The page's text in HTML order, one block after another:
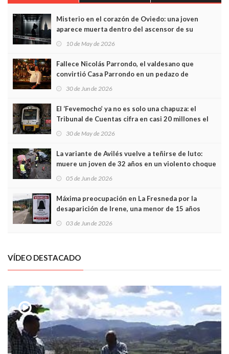
Misterio en el corazón de Oviedo: una joven
aparece muerta dentro del ascensor de su
edificio y las cámaras captan sus últimos minutos
10 de May de 2026
Fallece Nicolás Parrondo, el valdesano que
convirtió Casa Parrondo en un pedazo de
Asturias en Madrid
30 de Jun de 2026
El ‘Fevemocho’ ya no es solo una chapuza: el
Tribunal de Cuentas cifra en casi 20 millones el
sobrecoste de los trenes que no cabían por los
30 de May de 2026
La variante de Avilés vuelve a teñirse de luto:
muere un joven de 32 años en un violento choque
frontal
05 de Jun de 2026
Máxima preocupación en La Fresneda por la
desaparición de Irene, una menor de 15 años
03 de Jun de 2026
VÍDEO DESTACADO